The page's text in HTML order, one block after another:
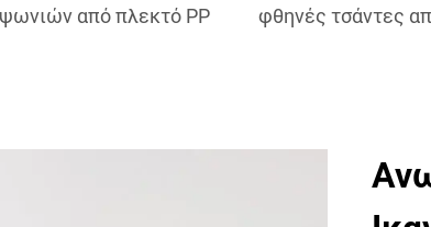
ψωνιών από πλεκτό PP φθηνές τσάντες